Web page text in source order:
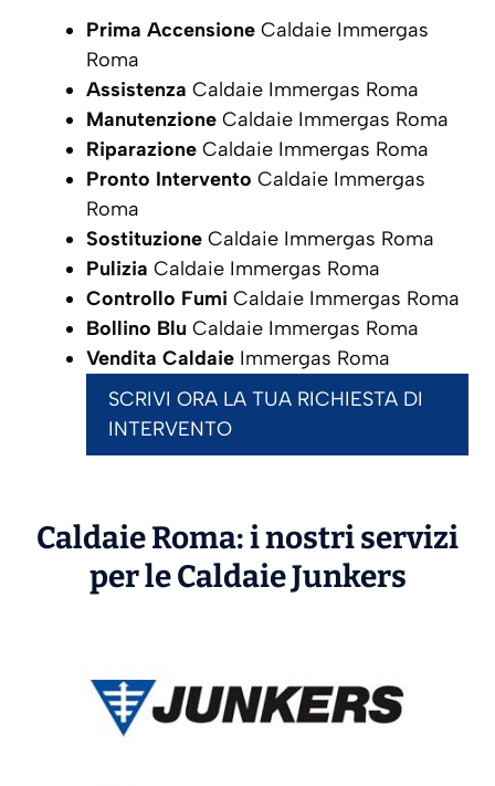
Prima Accensione Caldaie Immergas
Roma
Assistenza Caldaie Immergas Roma
Manutenzione Caldaie Immergas Roma
Riparazione Caldaie Immergas Roma
Pronto Intervento Caldaie Immergas
Roma
Sostituzione Caldaie Immergas Roma
Pulizia Caldaie Immergas Roma
Controllo Fumi Caldaie Immergas Roma
Bollino Blu Caldaie Immergas Roma
Vendita Caldaie Immergas Roma
SCRIVI ORA LA TUA RICHIESTA DI
INTERVENTO
Caldaie Roma: i nostri servizi
per le CaldaieJunkers